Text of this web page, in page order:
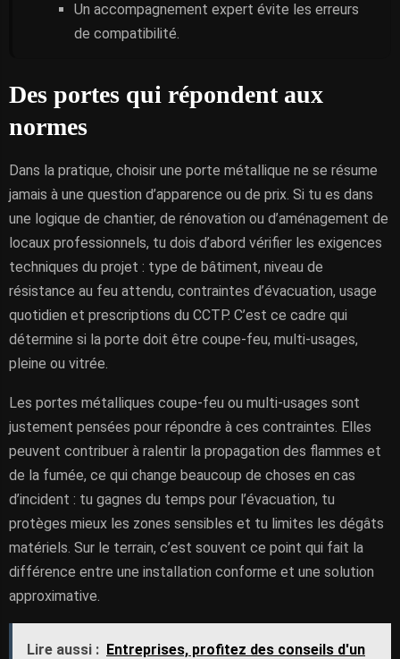
Un accompagnement expert évite les erreurs
de compatibilité.
Des portes qui répondent aux
normes
Dans la pratique, choisir une porte métallique ne se résume
jamais à une question d’apparence ou de prix. Si tu es dans
une logique de chantier, de rénovation ou d’aménagement de
locaux professionnels, tu dois d’abord vérifier les exigences
techniques du projet : type de bâtiment, niveau de
résistance au feu attendu, contraintes d’évacuation, usage
quotidien et prescriptions du CCTP. C’est ce cadre qui
détermine si la porte doit être coupe-feu, multi-usages,
pleine ou vitrée.
Les portes métalliques coupe-feu ou multi-usages sont
justement pensées pour répondre à ces contraintes. Elles
peuvent contribuer à ralentir la propagation des flammes et
de la fumée, ce qui change beaucoup de choses en cas
d’incident : tu gagnes du temps pour l’évacuation, tu
protèges mieux les zones sensibles et tu limites les dégâts
matériels. Sur le terrain, c’est souvent ce point qui fait la
différence entre une installation conforme et une solution
approximative.
Lire aussi : Entreprises, profitez des conseils d'un